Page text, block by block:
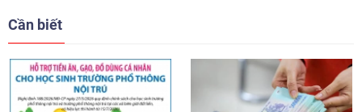
[Video] Âm nhạc flamenco gắn kết văn
Cần biết